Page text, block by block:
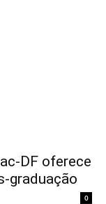
DF oferece
graduação
0